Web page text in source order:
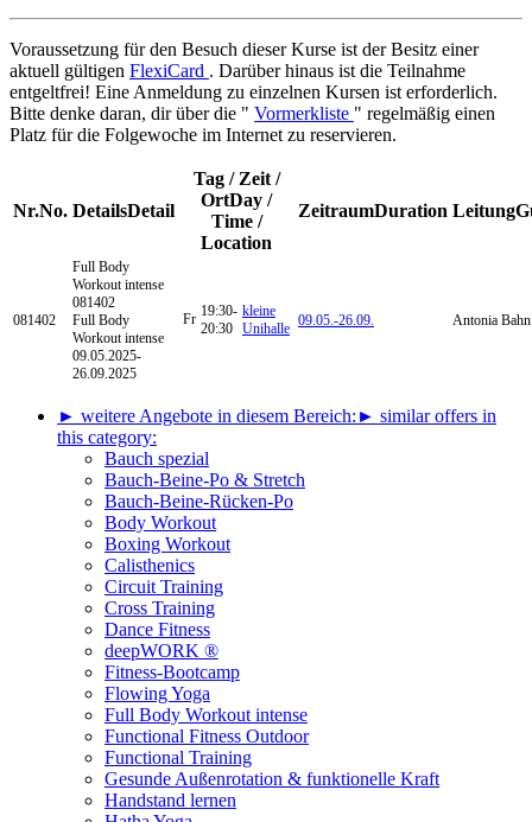
Voraussetzung für den Besuch dieser Kurse ist der Besitz einer
aktuell gültigen FlexiCard . Darüber hinaus ist die Teilnahme
entgeltfrei! Eine Anmeldung zu einzelnen Kursen ist erforderlich.
Bitte denke daran, dir über die " Vormerkliste " regelmäßig einen
Platz für die Folgewoche im Internet zu reservieren.
Nr.No. DetailsDetail
Tag / Zeit /
OrtDay /
Time /
Location
ZeitraumDuration Leitung
081402
Full Body
Workout intense
081402
Full Body
Workout intense
09.05.2025-
26.09.2025
Fr 19:30-
20:30
kleine
Unihalle 09.05.-26.09. Antonia Bahn
► weitere Angebote in diesem Bereich: ► similar offers in
this category:
Bauch spezial
Bauch-Beine-Po & Stretch
Bauch-Beine-Rücken-Po
Body Workout
Boxing Workout
Calisthenics
Circuit Training
Cross Training
Dance Fitness
deepWORK ®
Fitness-Bootcamp
Flowing Yoga
Full Body Workout intense
Functional Fitness Outdoor
Functional Training
Gesunde Außenrotation & funktionelle Kraft
Handstand lernen